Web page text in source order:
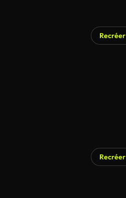
Recréer
Recréer